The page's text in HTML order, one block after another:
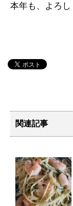
本年も、よろし
関連記事